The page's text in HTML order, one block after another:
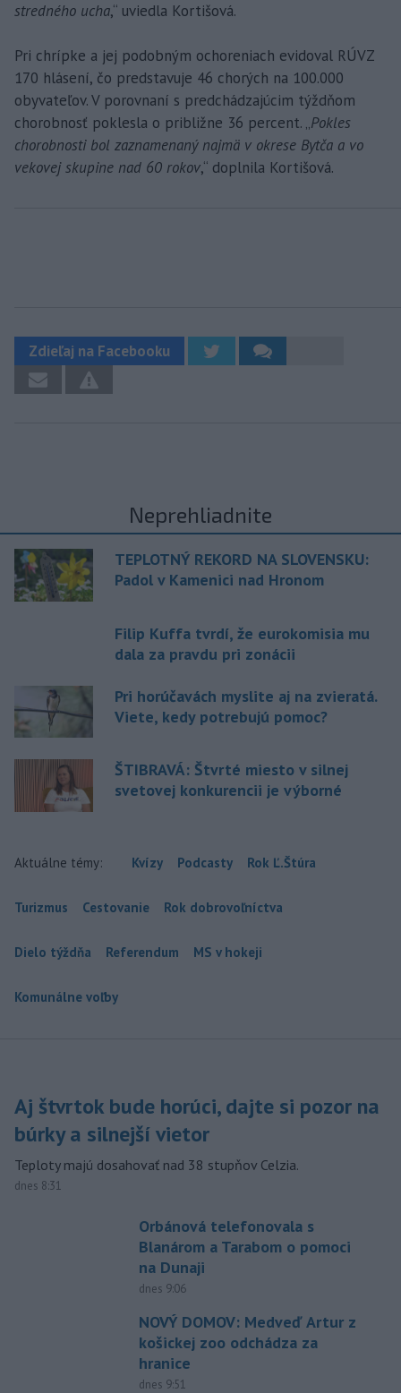
stredného ucha,“ uviedla Kortišová.
Pri chrípke a jej podobným ochoreniach evidoval RÚVZ
170 hlásení, čo predstavuje 46 chorých na 100.000
obyvateľov. V porovnaní s predchádzajúcim týždňom
chorobnosť poklesla o približne 36 percent. „Pokles
chorobnosti bol zaznamenaný najmä v okrese Bytča a vo
vekovej skupine nad 60 rokov,“ doplnila Kortišová.
Zdieľaj na Facebooku
Neprehliadnite
TEPLOTNÝ REKORD NA SLOVENSKU:
Padol v Kamenici nad Hronom
Filip Kuffa tvrdí, že eurokomisia mu
dala za pravdu pri zonácii
Pri horúčavách myslite aj na zvieratá.
Viete, kedy potrebujú pomoc?
ŠTIBRAVÁ: Štvrté miesto v silnej
svetovej konkurencii je výborné
Aktuálne témy: Kvízy Podcasty Rok Ľ.Štúra
Turizmus Cestovanie Rok dobrovoľníctva
Dielo týždňa Referendum MS v hokeji
Komunálne voľby
Aj štvrtok bude horúci, dajte si pozor na
búrky a silnejší vietor
Teploty majú dosahovať nad 38 stupňov Celzia.
dnes 8:31
Orbánová telefonovala s
Blanárom a Tarabom o pomoci
na Dunaji
dnes 9:06
NOVÝ DOMOV: Medveď Artur z
košickej zoo odchádza za
hranice
dnes 9:51